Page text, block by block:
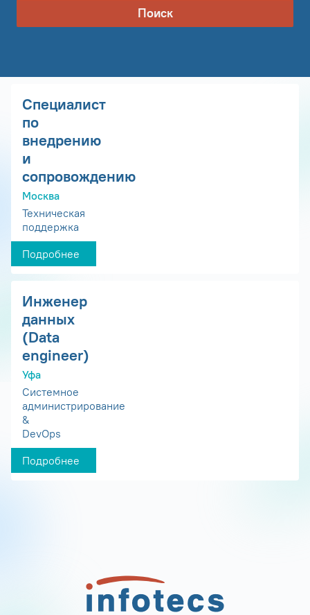
Поиск
Специалист
по
внедрению
и
сопровождению
Москва
Техническая
поддержка
Подробнее
Инженер
данных
(Data
engineer)
Уфа
Системное
администрирование
&
DevOps
Подробнее